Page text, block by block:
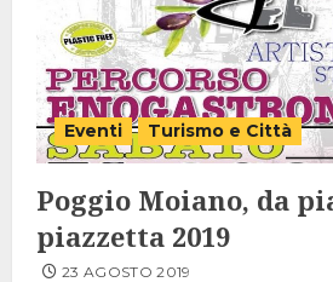
Eventi Turismo e Città
Poggio Moiano, da
piazzetta 2019
23 AGOSTO 2019